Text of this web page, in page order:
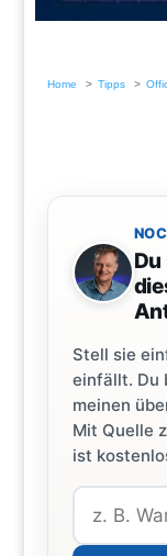
Home Tipps
Stell sie
einfällt. Du
meinen
Mit Quelle
ist